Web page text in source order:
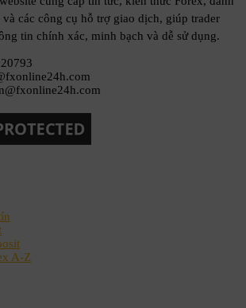
và các công cụ hỗ trợ giao dịch, giúp trader
tin chính xác, minh bạch và dễ sử dụng.
A-Z